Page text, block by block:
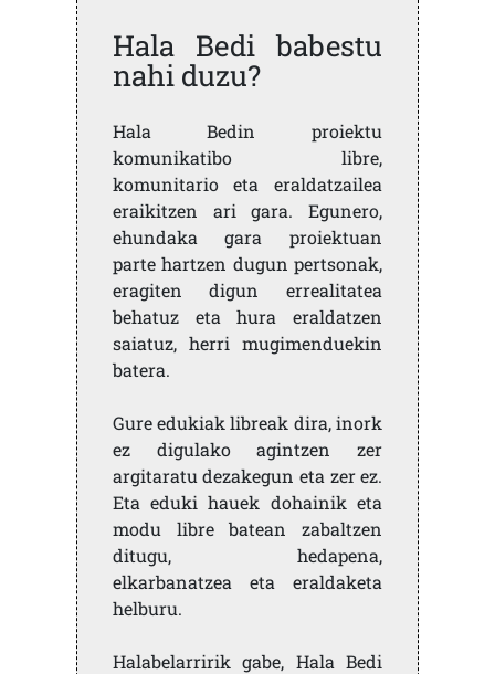
Hala Bedi babestu
nahi duzu?
Hala Bedin proiektu
komunikatibo libre,
komunitario eta eraldatzailea
eraikitzen ari gara. Egunero,
ehundaka gara proiektuan
parte hartzen dugun pertsonak,
eragiten digun errealitatea
behatuz eta hura eraldatzen
saiatuz, herri mugimenduekin
batera.
Gure edukiak libreak dira, inork
ez digulako agintzen zer
argitaratu dezakegun eta zer ez.
Eta eduki hauek dohainik eta
modu libre batean zabaltzen
ditugu, hedapena,
elkarbanatzea eta eraldaketa
helburu.
Halabelarririk gabe, Hala Bedi